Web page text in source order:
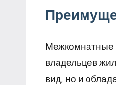
Межкомнатные
владельцев
вид, но и